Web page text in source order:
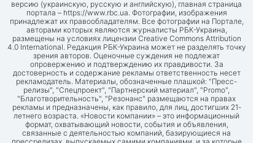
версию (украинскую, русскую и английскую), главная страница
портала – https://www.rbc.ua. Фотографии, изображения
принадлежат их правообладателям. Все фотографии на Портале,
авторами которых являются журналисты РБК-Украина,
размещены на условиях лицензии Creative Commons Attribution
4.0 International. Редакция РБК-Украина может не разделять точку
зрения авторов. Оценочные суждения не подлежат
опровержению и подтверждению их правдивости. За
достоверность и содержание рекламы ответственность несет
рекламодатель. Материалы, обозначенные плашкой: "Пресс-
релизы", "Спецпроект", "Партнерский материал", "Promo",
"Благотворительность", "Резонанс" размещаются на правах
рекламы и предназначены, как правило, для лиц, достигших 21-
летнего возраста. «Новости компании» – это информационный
формат, охватывающий новости, события и объявления,
связанные с деятельностью компаний, базирующиеся на